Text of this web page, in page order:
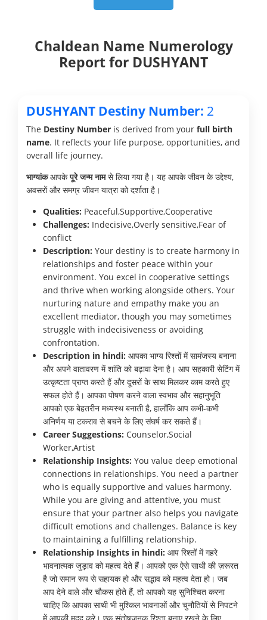
Chaldean Name Numerology
Report for DUSHYANT
DUSHYANT Destiny Number: 2
The Destiny Number is derived from your full birth
name. It reflects your life purpose, opportunities, and
overall life journey.
भाग्यांकआपकेपूरे जन्म नामसे लिया गया है। यह आपके जीवन के उद्देश्य,
अवसरों और समग्र जीवन यात्रा को दर्शाता है।
Qualities: Peaceful,Supportive,Cooperative
Challenges: Indecisive,Overly sensitive,Fear of
conflict
Description: Your destiny is to create harmony in
relationships and foster peace within your
environment. You excel in cooperative settings
and thrive when working alongside others. Your
nurturing nature and empathy make you an
excellent mediator, though you may sometimes
struggle with indecisiveness or avoiding
confrontation.
Description in hindi: आपका भाग्य रिश्तों में सामंजस्य बनाना
और अपने वातावरण में शांति को बढ़ावा देना है। आप सहकारी सेटिंग में
उत्कृष्टता प्राप्त करते हैं और दूसरों के साथ मिलकर काम करते हुए
सफल होते हैं। आपका पोषण करने वाला स्वभाव और सहानुभूति
आपको एक बेहतरीन मध्यस्थ बनाती है, हालाँकि आप कभी-कभी
अनिर्णय या टकराव से बचने के लिए संघर्ष कर सकते हैं।
Career Suggestions: Counselor,Social
Worker,Artist
Relationship Insights: You value deep emotional
connections in relationships. You need a partner
who is equally supportive and values harmony.
While you are giving and attentive, you must
ensure that your partner also helps you navigate
difficult emotions and challenges. Balance is key
to maintaining a fulfilling relationship.
Relationship Insights in hindi: आप रिश्तों में गहरे
भावनात्मक जुड़ाव को महत्व देते हैं। आपको एक ऐसे साथी की ज़रूरत
है जो समान रूप से सहायक हो और सद्भाव को महत्व देता हो। जब
आप देने वाले और चौकस होते हैं, तो आपको यह सुनिश्चित करना
चाहिए कि आपका साथी भी मुश्किल भावनाओं और चुनौतियों से निपटने